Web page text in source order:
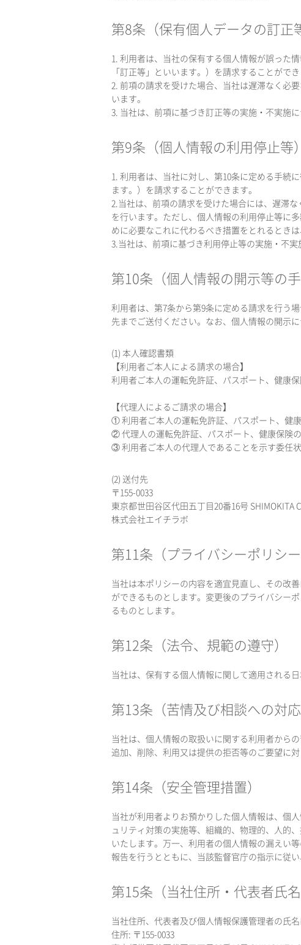
第8条（保有個人データの訂正
1. 利用者は、当社の保有する個人情報が誤った
「訂正等」といいます。）を請求することができ
2. 前項の請求を受けた場合、当社は遅滞なく必
います。
3. 当社は、前項に基づき訂正等の実施・不実施
第9条（個人情報の利用停止等）
1. 利用者は、当社に対し、第10条に定める手続
ます。）を請求することができます。
2.当社は、前項の請求を受けた場合には、遅滞
を行います。ただし、個人情報の利用停止等に
めに必要なこれに代わるべき措置をとれるときは
3.当社は、前項に基づき利用停止等の実施・不
第10条（個人情報の開示等の手
利用者は、第7条から第9条に定める請求を行う
先までご送付ください。なお、個人情報の開示
(1) 本人確認書類
【利用者ご本人による請求の場合】
利用者ご本人の運転免許証、パスポート、健康
【代理人によるご請求の場合】
① 利用者ご本人の運転免許証、パスポート、健
② 代理人の運転免許証、パスポート、健康保険
③ 利用者ご本人の代理人であることを示す委任状
(2) 送付先
〒155-0033
東京都世田谷区代田五丁目20番16号 SHIMOKITA
株式会社エイチラボ
第11条（プライバシーポリシー
当社は本ポリシーの内容を適宜見直し、その改
ができるものとします。変更後のプライバシー
るものとします。
第12条（法令、規範の遵守）
当社は、保有する個人情報に関して適用される
第13条（苦情及び相談への対応
当社は、個人情報の取扱いに関する利用者から
追加、削除、利用又は提供の拒否等のご要望に
第14条（安全管理措置）
当社が利用者よりお預かりした個人情報は、個
ュリティ対策の実施等、組織的、物理的、人的
いたします。万一、利用者の個人情報の漏えい
報告を行うとともに、当該監督官庁の指示に従
第15条（当社住所・代表者氏
当社住所、代表者及び個人情報保護管理者の氏名
住所: 〒155-0033